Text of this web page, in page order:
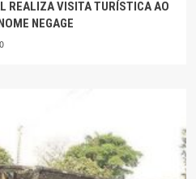
REALIZA VISITA TURÍSTICA AO
NEGAGE
0